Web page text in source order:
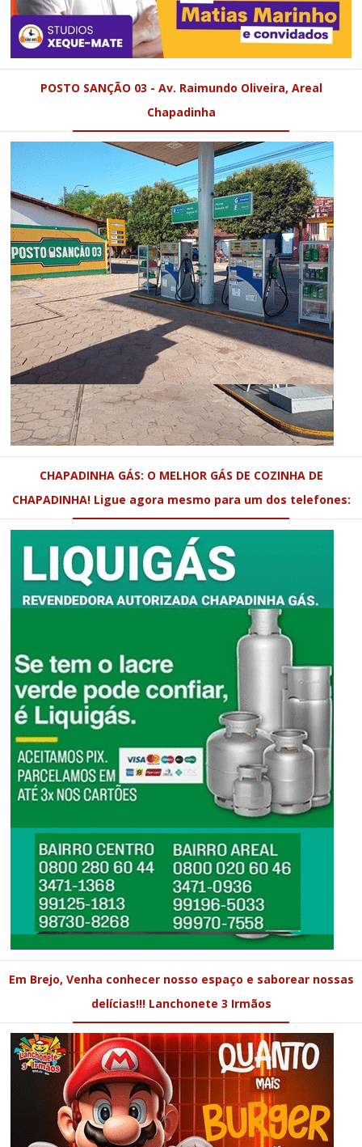
POSTO SANÇÃO 03 - Av. Raimundo Oliveira, Areal
Chapadinha
CHAPADINHA GÁS: O MELHOR GÁS DE COZINHA DE
CHAPADINHA! Ligue agora mesmo para um dos telefones:
Em Brejo, Venha conhecer nosso espaço e saborear nossas
delícias!!! Lanchonete 3 Irmãos